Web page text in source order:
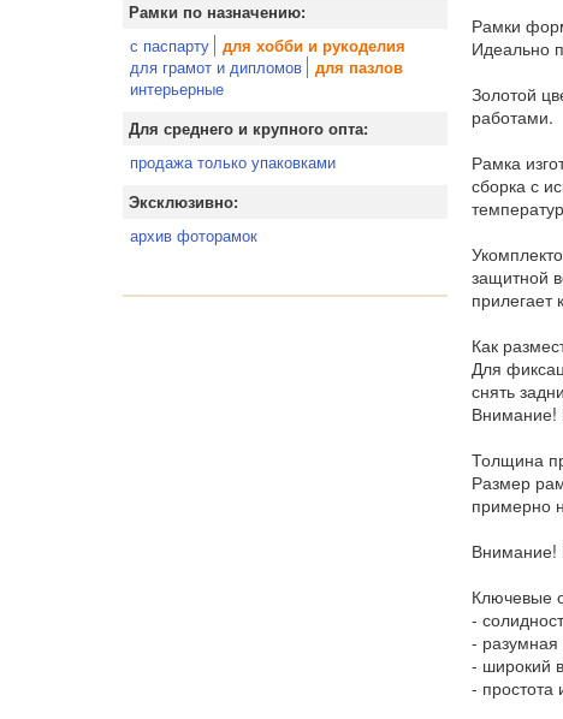
Рамки по назначению:
с паспарту для хобби и рукоделия
для грамот и дипломов для пазлов
интерьерные
Для среднего и крупного опта:
продажа только упаковками
Эксклюзивно:
архив фоторамок
Рамки
Идеально
Золотой
работами.
Рамка
сборка с
защитной
Как
Для
снять
Внимание!
Толщина
Размер
примерно
Внимание!
Ключевые
-
- разумная
- широкий
- простота